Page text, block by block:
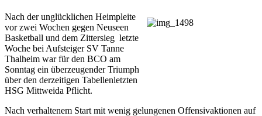
Nach der unglücklichen Heimpleite
vor zwei Wochen gegen Neuseen
Basketball und dem Zittersieg letzte
Woche bei Aufsteiger SV Tanne
Thalheim war für den BCO am
Sonntag ein überzeugender Triumph
über den derzeitigen Tabellenletzten
HSG Mittweida Pflicht.
Nach verhaltenem Start mit wenig gelungenen Offensivaktionen auf